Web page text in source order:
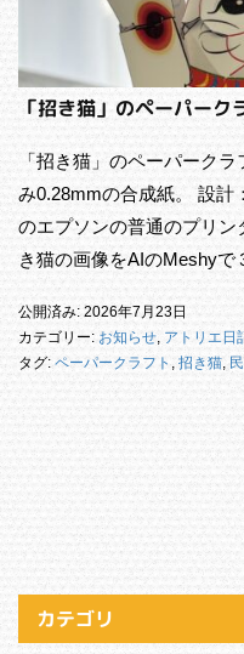
「招き猫」のペーパーク
「招き猫」のペーパーク
み0.28mmの合成紙。 設計
のエプソンの普通のプリ
き猫の画像をAIのMeshy
公開済み: 2026年7月23日
カテゴリー: お知らせ, アトリエ日
タグ: ペーパークラフト, 招き猫,
カテゴリ